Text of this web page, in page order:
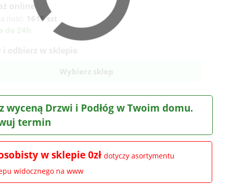
online
1615 szt
Wybierz sklep
wyceną Drzwi i Podłóg w Twoim domu.
termin
w sklepie 0złdotyczy asortymentu
widocznego na www